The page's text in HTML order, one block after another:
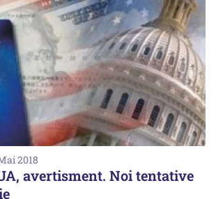
2018
avertisment. Noi tentative